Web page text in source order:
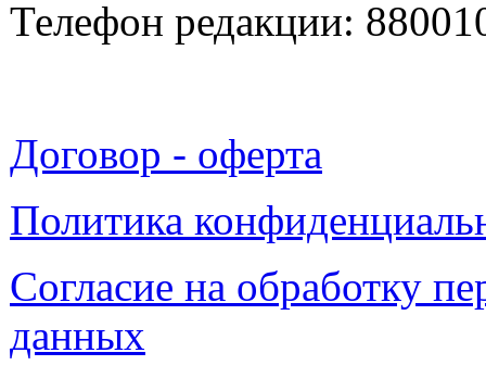
Телефон редакции:
Договор - оферта
Политика
Согласие на обработку
данных